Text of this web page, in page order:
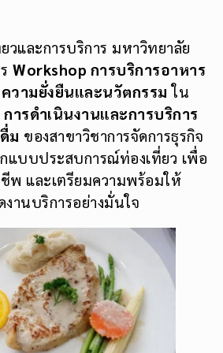
วและการบริการ มหาวิทยาลัย
Workshop การบริการอาหาร
วามยั่งยืนและนวัตกรรม ใน
การดำเนินงานและการบริการ
ม ของสาขาวิชาการจัดการธุรกิจ
แบบประสบการณ์ท่องเที่ยว เพื่อ
พ และเตรียมความพร้อมให้
านบริการอย่างมั่นใจ